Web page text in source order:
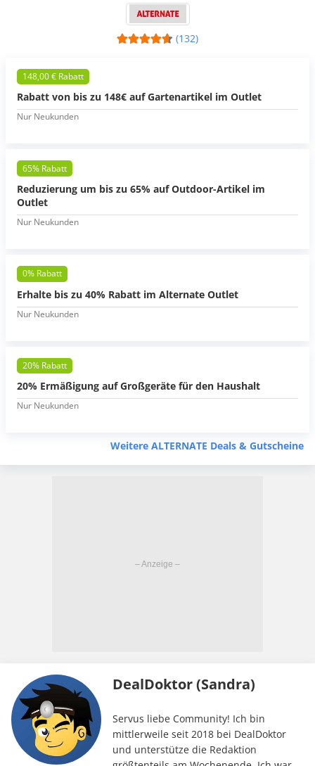
(132)
148,00 € Rabatt
Rabatt von bis zu 148€ auf Gartenartikel im Outlet
Nur Neukunden
65% Rabatt
Reduzierung um bis zu 65% auf Outdoor-Artikel im
Outlet
Nur Neukunden
0% Rabatt
Erhalte bis zu 40% Rabatt im Alternate Outlet
Nur Neukunden
20% Rabatt
20% Ermäßigung auf Großgeräte für den Haushalt
Nur Neukunden
Weitere ALTERNATE Deals & Gutscheine
DealDoktor (Sandra)
Servus liebe Community! Ich bin
mittlerweile seit 2018 bei DealDoktor
und unterstütze die Redaktion